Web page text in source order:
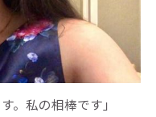
。私の相棒です」